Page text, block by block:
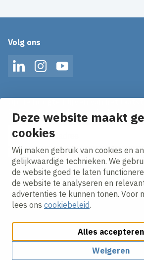
Deze website maakt
cookies
Wij maken gebruik van cookies en
gelijkwaardige technieken. We
de website goed te laten
de website te analyseren en
advertenties te kunnen tonen. Voor
lees ons cookiebeleid.
Alles accepteren
Weigeren
Volg ons
LinkedInInstagramYouTube
Ontvang onze nieuws alerts in je
E-mailadres
Ik ga akkoord met hetprivacy
Cookies aanpassenCookie beleid
Algemene